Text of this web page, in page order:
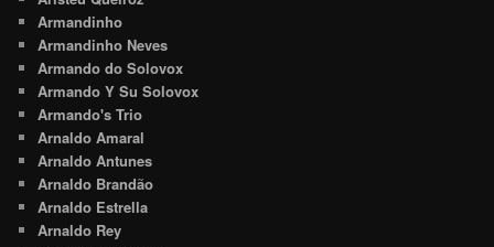
Armandinho
Armandinho Neves
Armando do Solovox
Armando Y Su Solovox
Armando's Trio
Arnaldo Amaral
Arnaldo Antunes
Arnaldo Brandão
Arnaldo Estrella
Arnaldo Rey